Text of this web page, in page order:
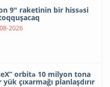
9" raketinin bir hissəsi
2026
orbitə 10 milyon tona
yük çıxarmağı planlaşdırır